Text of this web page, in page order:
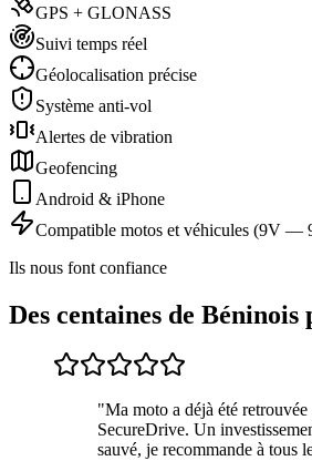
GPS + GLONASS
Suivi temps réel
Géolocalisation précise
Système anti-vol
Alertes de vibration
Geofencing
Android & iPhone
Compatible motos et véhicules (9V —
Ils nous font confiance
Des centaines de Béninois
"Ma moto a déjà été retrouvée
SecureDrive. Un
sauvé, je recommande à tous